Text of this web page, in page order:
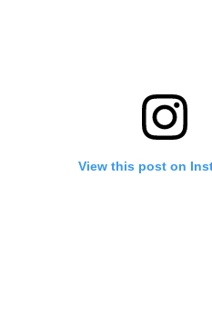
View this post on